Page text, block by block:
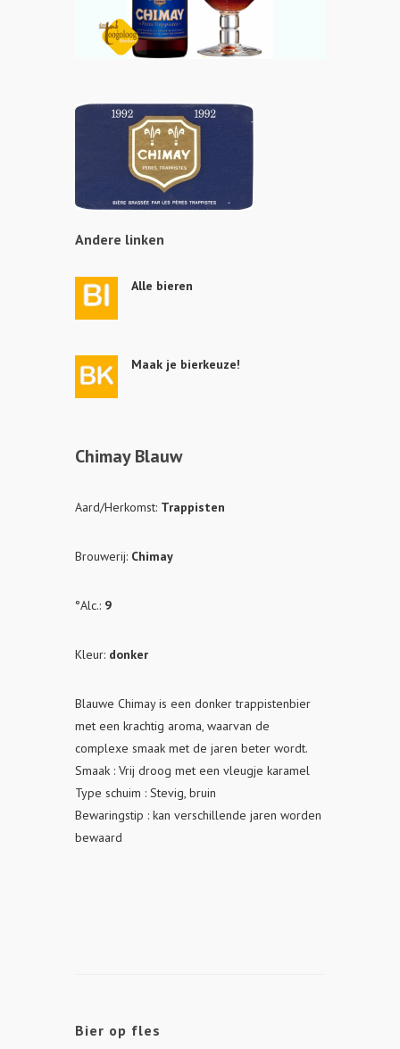
Andere linken
Alle bieren
Maak je bierkeuze!
Chimay Blauw
Aard/Herkomst: Trappisten
Brouwerij: Chimay
°Alc.: 9
Kleur: donker
Blauwe Chimay is een donker trappistenbier
met een krachtig aroma, waarvan de
complexe smaak met de jaren beter wordt.
Smaak : Vrij droog met een vleugje karamel
Type schuim : Stevig, bruin
Bewaringstip : kan verschillende jaren worden
bewaard
Bier op fles